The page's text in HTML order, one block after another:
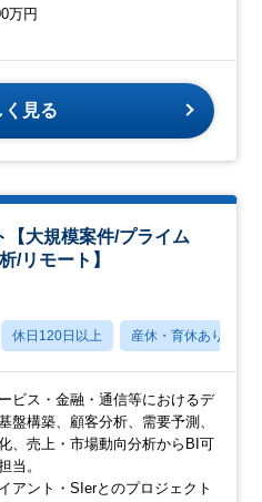
万円
く見る
大規模案件/プライム
/リモート】
休日120日以上 産休・育休あり
ビス・金融・通信等におけるデ
盤構築、顧客分析、需要予測、
、売上・市場動向分析からBI可
当。
アント・SIerとのプロジェクト